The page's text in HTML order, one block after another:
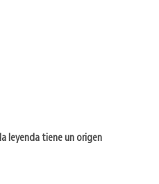
leyenda tiene un origen